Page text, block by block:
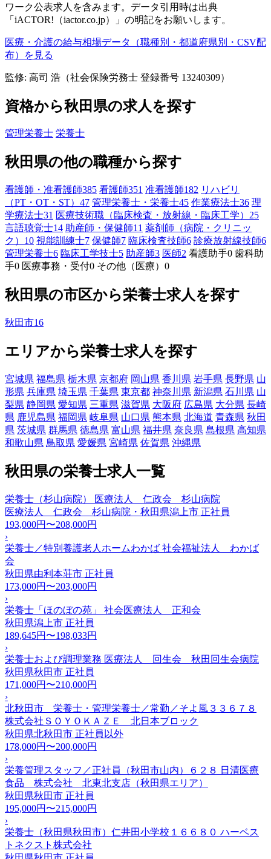
ワーク公表求人を含みます。データ引用時は出典
「iACTOR!（iactor.co.jp）」の明記をお願いします。
医療・介護の給与相場データ（職種別・都道府県別・CSV配
布）を見る
監修: 高司 浩（社会保険労務士 登録番号 13240309）
資格から秋田県の求人を探す
管理栄養士 栄養士
秋田県の他の職種から探す
看護師・准看護師385 看護師351 准看護師182 リハビリ
（PT・OT・ST） 47 管理栄養士・栄養士45 作業療法士36 理
学療法士31 医療技術職（臨床検査・放射線・臨床工学） 25
言語聴覚士14 助産師・保健師11 薬剤師（病院・クリニッ
ク） 10 視能訓練士7 保健師7 臨床検査技師6 診療放射線技師6
管理栄養士6 臨床工学技士5 助産師3 医師2 看護助手0 歯科助
手0 医療事務・受付0 その他（医療） 0
秋田県の市区から栄養士求人を探す
秋田市16
エリアから栄養士求人を探す
宮城県 福島県 栃木県 京都府 岡山県 香川県 岩手県 長野県 山
形県 兵庫県 埼玉県 千葉県 東京都 神奈川県 新潟県 石川県 山
梨県 静岡県 愛知県 三重県 滋賀県 大阪府 広島県 大分県 長崎
県 鹿児島県 福岡県 岐阜県 山口県 熊本県 北海道 青森県 秋田
県 茨城県 群馬県 徳島県 富山県 福井県 奈良県 島根県 高知県
和歌山県 鳥取県 愛媛県 宮崎県 佐賀県 沖縄県
秋田県の栄養士求人一覧
栄養士（杉山病院） 医療法人 仁政会 杉山病院
医療法人 仁政会 杉山病院・秋田県潟上市 正社員
193,000円〜208,000円
›
栄養士／特別養護老人ホームわかば 社会福祉法人 わかば
会
秋田県由利本荘市 正社員
173,000円〜203,000円
›
栄養士「ほのぼの苑」 社会医療法人 正和会
秋田県潟上市 正社員
189,645円〜198,033円
›
栄養士および調理業務 医療法人 回生会 秋田回生会病院
秋田県秋田市 正社員
171,000円〜210,000円
›
北秋田市 栄養士・管理栄養士／常勤／そよ風３３６７８
株式会社ＳＯＹＯＫＡＺＥ 北日本ブロック
秋田県北秋田市 正社員以外
178,000円〜200,000円
›
栄養管理スタッフ／正社員（秋田市山内）６２８ 日清医療
食品 株式会社 北東北支店（秋田県エリア）
秋田県秋田市 正社員
195,000円〜215,000円
›
栄養士（秋田県秋田市）仁井田小学校１６６８０ ハーベス
トネクスト株式会社